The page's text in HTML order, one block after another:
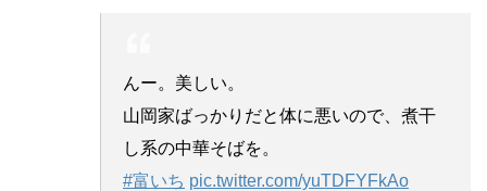
んー。美しい。
山岡家ばっかりだと体に悪いので、煮干
し系の中華そばを。
#富いち pic.twitter.com/yuTDFYFkAo